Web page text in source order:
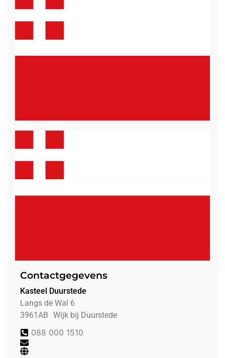
Voorzieningen
Contactgegevens
Kasteel Duurstede
Langs de Wal 6
3961AB Wijk bij Duurstede
088 000 1510